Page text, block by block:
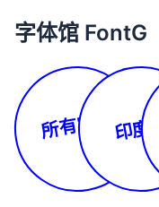
字体馆 FontG
所有字体 印度文